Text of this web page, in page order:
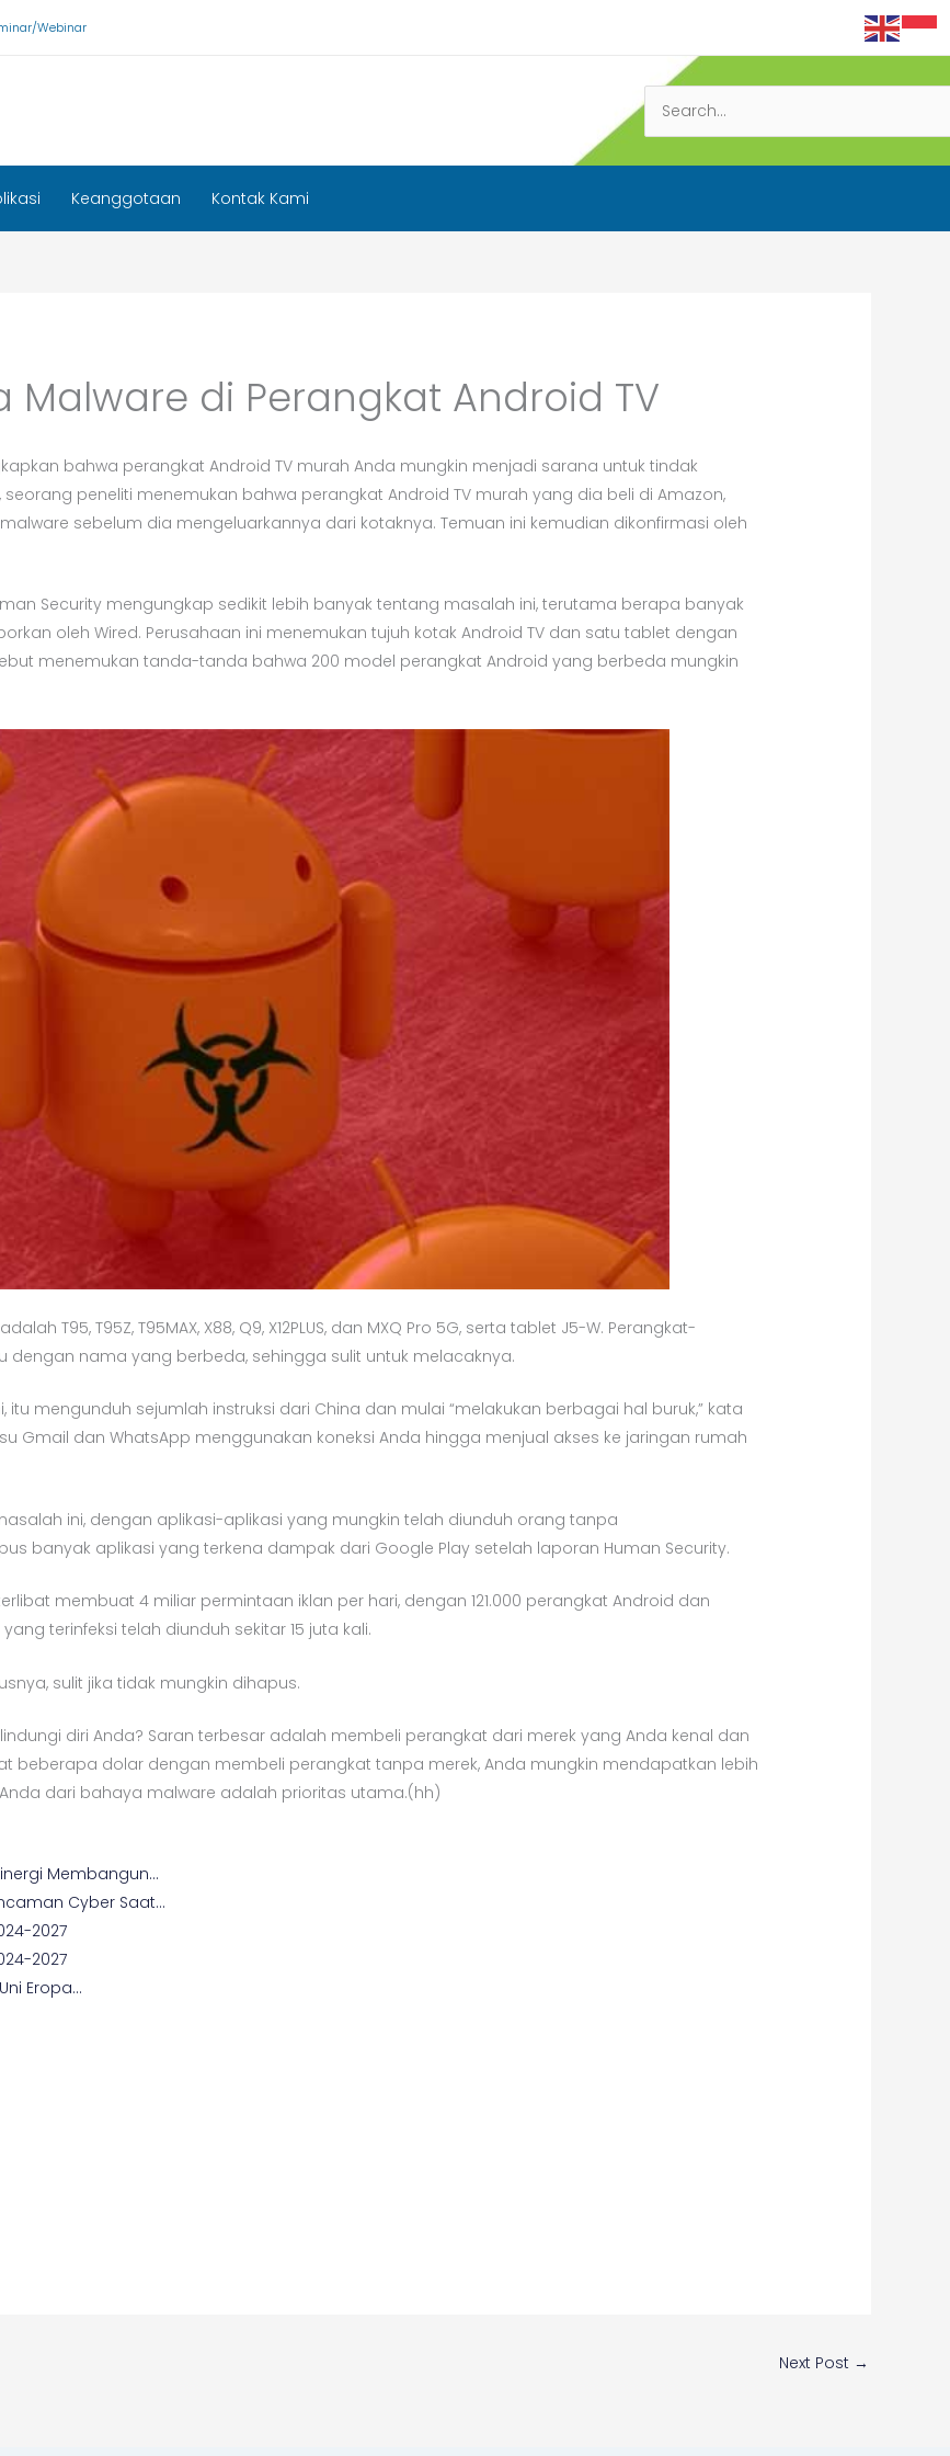
Webinar
Search
for:
Keanggotaan Kontak Kami
di Perangkat Android TV
bahwa perangkat Android TV murah Anda mungkin menjadi sarana untuk tindak
peneliti menemukan bahwa perangkat Android TV murah yang dia beli di Amazon,
sebelum dia mengeluarkannya dari kotaknya. Temuan ini kemudian dikonfirmasi oleh
Security mengungkap sedikit lebih banyak tentang masalah ini, terutama berapa banyak
oleh Wired. Perusahaan ini menemukan tujuh kotak Android TV dan satu tablet dengan
menemukan tanda-tanda bahwa 200 model perangkat Android yang berbeda mungkin
T95, T95Z, T95MAX, X88, Q9, X12PLUS, dan MXQ Pro 5G, serta tablet J5-W. Perangkat-
dengan nama yang berbeda, sehingga sulit untuk melacaknya.
mengunduh sejumlah instruksi dari China dan mulai “melakukan berbagai hal buruk,” kata
Gmail dan WhatsApp menggunakan koneksi Anda hingga menjual akses ke jaringan rumah
ini, dengan aplikasi-aplikasi yang mungkin telah diunduh orang tanpa
banyak aplikasi yang terkena dampak dari Google Play setelah laporan Human Security.
membuat 4 miliar permintaan iklan per hari, dengan 121.000 perangkat Android dan
terinfeksi telah diunduh sekitar 15 juta kali.
sulit jika tidak mungkin dihapus.
diri Anda? Saran terbesar adalah membeli perangkat dari merek yang Anda kenal dan
beberapa dolar dengan membeli perangkat tanpa merek, Anda mungkin mendapatkan lebih
dari bahaya malware adalah prioritas utama.(hh)
Membangun…
Cyber Saat…
2027
2027
Eropa…
Next Post →